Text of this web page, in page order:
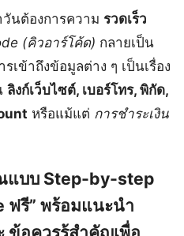
นต้องการความ รวดเร็ว
(คิวอาร์โค้ด) กลายเป็น
เข้าถึงข้อมูลต่าง ๆ เป็นเรื่อง
ลิงก์เว็บไซต์, เบอร์โทร, พิกัด,
หรือแม้แต่ การชำระเงิน
บบ Step-by-step
ฟรี” พร้อมแนะนำ